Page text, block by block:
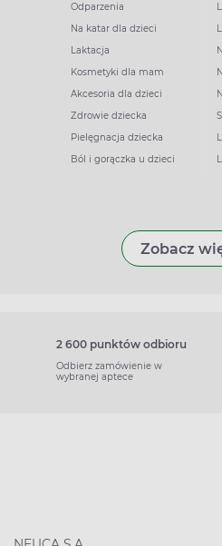
Odparzenia
Na katar dla dzieci
Laktacja
Kosmetyki dla mam
Akcesoria dla dzieci
Zdrowie dziecka
Pielęgnacja dziecka
Ból i gorączka u dzieci
Zobacz
2 600 punktów odbioru
Odbierz zamówienie w
wybranej aptece